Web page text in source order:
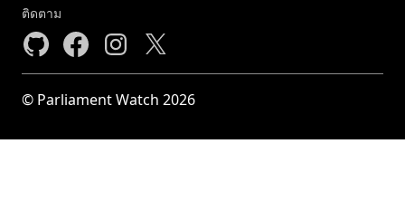
ติดตาม
© Parliament Watch 2026